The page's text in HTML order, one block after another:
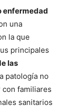
enfermedad
una
la que
principales
las
patología no
familiares
sanitarios